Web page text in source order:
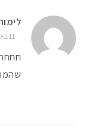
11 באוקטובר 2010 AT 12:18